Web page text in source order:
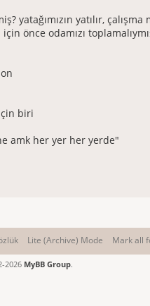
yatağımızın yatılır, çalışma
için önce odamızı
biri
amk her yer her yerde"
Lite (Archive) Mode Mark all
2026 MyBB Group.